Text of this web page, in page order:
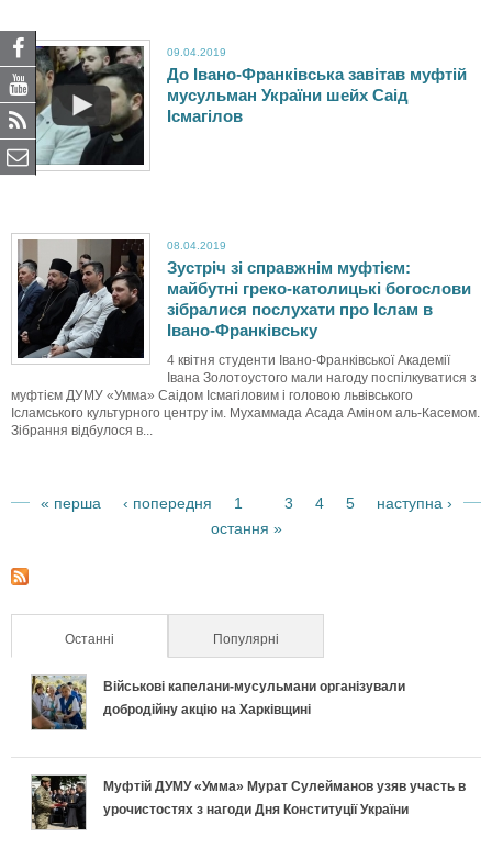
Д
о
о
л
а
с
н
г
ц
09.04.2019
До Івано-Франківська завітав муфтій
мусульман України шейх Саід
Ісмагілов
08.04.2019
Зустріч зі справжнім муфтієм:
майбутні греко-католицькі богослови
зібралися послухати про Іслам в
Івано-Франківську
4 квітня студенти Івано-Франківської Академії
Івана Золотоустого мали нагоду поспілкуватися з
муфтієм ДУМУ «Умма» Саідом Ісмагіловим і головою львівського
Ісламського культурного центру ім. Мухаммада Асада Аміном аль-Касемом.
Зібрання відбулося в...
т
« перша ‹ попередня 1 3 4 5
наступна ›
остання »
Останні (активна вкладка)Популярні
Військові капелани-мусульмани організували
добродійну акцію на Харківщині
Муфтій ДУМУ «Умма» Мурат Сулейманов узяв участь в
урочистостях з нагоди Дня Конституції України